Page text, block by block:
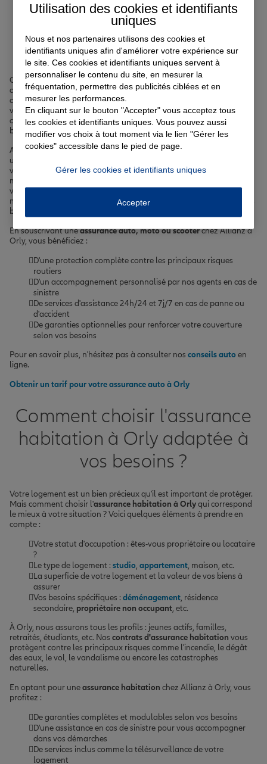
Votre assurance auto, moto
ou scooter à Orly
Orly est une ville où la mobilité est un enjeu important. Que vous
circuliez en voiture, à moto ou en scooter, vous êtes exposé à
certains risques sur la route, comme les accidents, les pannes ou les
vols. Pour vous protéger contre ces aléas, nous vous proposons des
contrats d'assurance auto à Orlyadaptés à votre profil et à votre
budget.
Avec nos offres d'assurance auto au kilomètre, vous payez
uniquement pour les kilomètres que vous parcourez réellement. Si
vous avez été résilié par votre précédent assureur ou si vous êtes
malussé, nous avons également des
vous. Enfin, si vous roulez envoiture électriqueousemi-autonome
nous vous proposons des garanties spécifiques pour répondre à vos
besoins.
En souscrivant uneassurance auto, moto ou scooterchez Allianz à
Orly, vous bénéficiez :
D'une protection complète contre les principaux risques
routiers
D'un accompagnement personnalisé par nos agents en cas de
sinistre
De services d'assistance 24h/24 et 7j/7 en cas de panne ou
d'accident
De garanties optionnelles pour renforcer votre couverture
selon vos besoins
Pour en savoir plus, n'hésitez pas à consulter nos conseils autoen
ligne.
Obtenir un tarif pour votre assurance auto à Orly
Comment choisir l'assurance
habitation à Orly adaptée à
vos besoins ?
Votre logement est un bien précieux qu'il est important de protéger.
Mais comment choisir l'assurance habitation à Orlyqui correspond
le mieux à votre situation ? Voici quelques éléments à prendre en
compte :
Votre statut d'occupation : êtes-vous propriétaire ou locataire
?
Le type de logement : studio, appartement, maison, etc.
La superficie de votre logement et la valeur de vos biens à
assurer
Vos besoins spécifiques : déménagement, résidence
secondaire, propriétaire non occupant, etc.
À Orly, nous assurons tous les profils : jeunes actifs, familles,
retraités, étudiants, etc. Nos contrats d'assurance habitation vous
protègent contre les principaux risques comme l'incendie, le dégât
des eaux, le vol, le vandalisme ou encore les catastrophes
naturelles.
En optant pour uneassurance habitation chez Allianz à Orly, vous
profitez :
De garanties complètes et modulables selon vos besoins
D'une assistance en cas de sinistre pour vous accompagner
dans vos démarches
De services inclus comme la télésurveillance de votre
logement
Utilisation des cookies et identifiants
uniques
Nous et nos partenaires utilisons des cookies et
identifiants uniques afin d'améliorer votre expérience sur
le site. Ces cookies et identifiants uniques servent à
personnaliser le contenu du site, en mesurer la
fréquentation, permettre des publicités ciblées et en
mesurer les performances.
En cliquant sur le bouton "Accepter" vous acceptez tous
les cookies et identifiants uniques. Vous pouvez aussi
modifier vos choix à tout moment via le lien "Gérer les
cookies" accessible dans le pied de page.
Gérer les cookies et identifiants uniques
Accepter